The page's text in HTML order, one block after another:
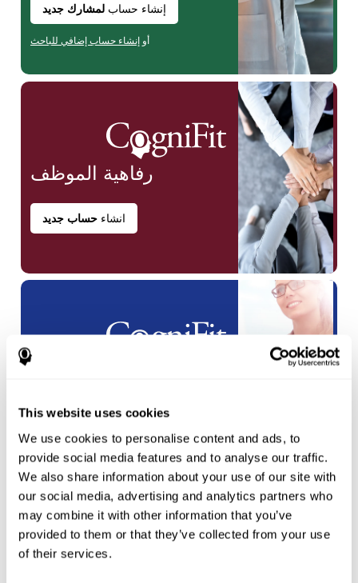
This website uses cookies
We use cookies to personalise content and ads, to
provide social media features and to analyse our traffic.
We also share information about your use of our site with
our social media, advertising and analytics partners who
may combine it with other information that you’ve
provided to them or that they’ve collected from your use
of their services.
إنشاء حسابلمشارك جديد
أو إنشاء حساب إضافي للباحث
رفاهية الموظف
انشاءحساب جديد
انشاءحساب جديد
الرياضيين